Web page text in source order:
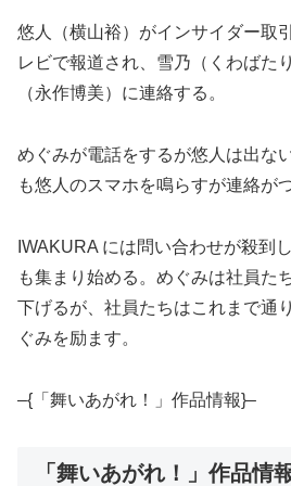
悠人（横山裕）がインサイダー取
レビで報道され、雪乃（くわばた
（永作博美）に連絡する。
めぐみが電話をするが悠人は出な
も悠人のスマホを鳴らすが連絡が
IWAKURA には問い合わせが殺到
も集まり始める。めぐみは社員た
下げるが、社員たちはこれまで通
ぐみを励ます。
–{「舞いあがれ！」作品情報}–
「舞いあがれ！」作品情